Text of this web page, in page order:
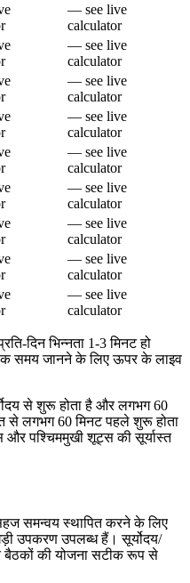
— see live
calculator
— see live
calculator
— see live
calculator
— see live
calculator
— see live
calculator
— see live
calculator
— see live
calculator
— see live
calculator
— see live
calculator
दिन भिन्नता 1-3 मिनट हो
समय जानने के लिए ऊपर के लाइव
से शुरू होता है और लगभग 60
से लगभग 60 मिनट पहले शुरू होता
पश्चिममुखी शूट्स की सूर्यास्त
समन्वय स्थापित करने के लिए
उपकरण उपलब्ध हैं। सूर्योदय/
बैठकों की योजना सटीक रूप से